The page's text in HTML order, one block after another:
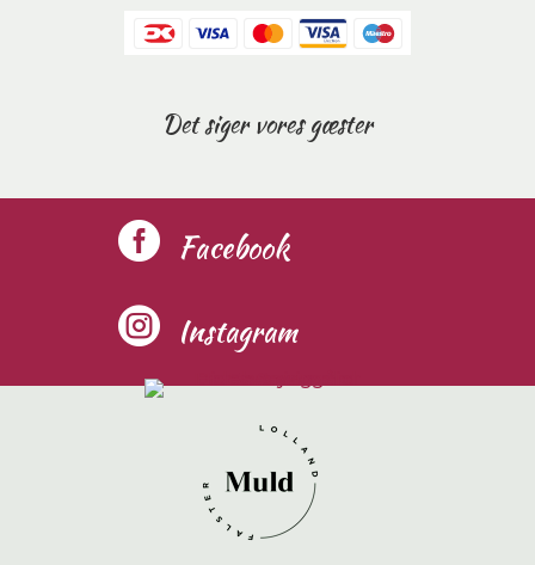
Det siger vores gæster
 Facebook
 Instagram